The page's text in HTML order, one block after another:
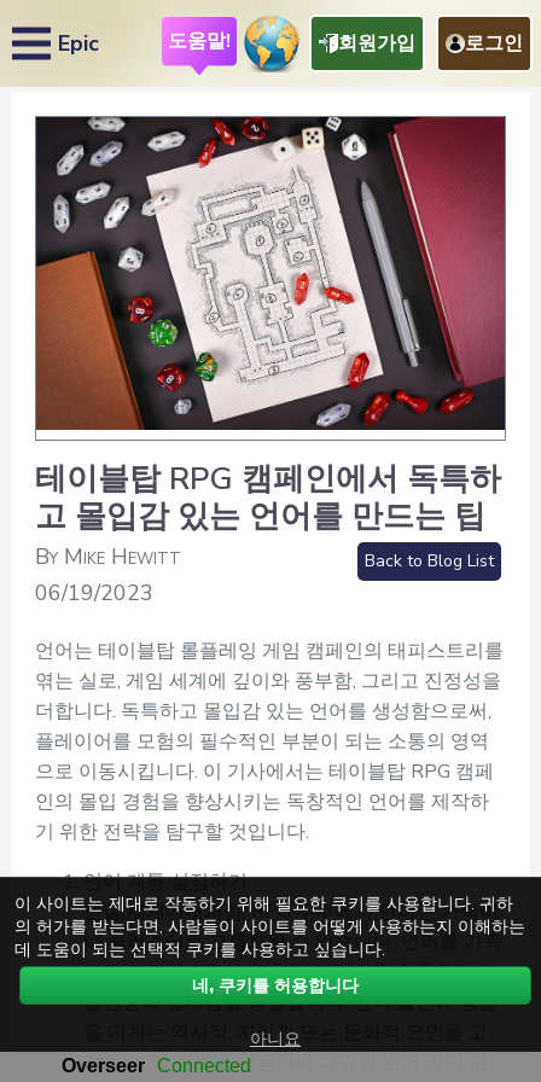
Epic 도움말! 회원가입 로그인
테이블탑 RPG 캠페인에서 독특하
고 몰입감 있는 언어를 만드는 팁
By Mike Hewitt
06/19/2023
Back to Blog List
언어는 테이블탑 롤플레잉 게임 캠페인의 태피스트리를
엮는 실로, 게임 세계에 깊이와 풍부함, 그리고 진정성을
더합니다. 독특하고 몰입감 있는 언어를 생성함으로써,
플레이어를 모험의 필수적인 부분이 되는 소통의 영역
으로 이동시킵니다. 이 기사에서는 테이블탑 RPG 캠페
인의 몰입 경험을 향상시키는 독창적인 언어를 제작하
기 위한 전략을 탐구할 것입니다.
언어 계통 설정하기
현실 세계에서처럼, RPG 우주에서 언어는 가족이
나 클러스터로 그룹화될 수 있습니다. 언어를 가족
으로 조직함으로써, 변형과 다양성을 허용하면서
일관성과 일체감을 창출합니다. 언어 발전에 영향
을 미치는 역사적, 지리적 또는 문화적 요인을 고
려하고, 이 정보를 사용하여 다양한 언어 간의 관
이 사이트는 제대로 작동하기 위해 필요한 쿠키를 사용합니다. 귀하
의 허가를 받는다면, 사람들이 사이트를 어떻게 사용하는지 이해하는
데 도움이 되는 선택적 쿠키를 사용하고 싶습니다.
네, 쿠키를 허용합니다
아니요